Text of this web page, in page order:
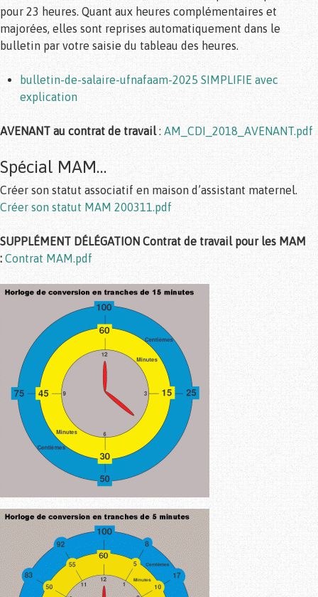
pour 23 heures. Quant aux heures complémentaires et
majorées, elles sont reprises automatiquement dans le
bulletin par votre saisie du tableau des heures.
bulletin-de-salaire-ufnafaam-2025 SIMPLIFIE avec
explication
AVENANT au contrat de travail: AM_CDI_2018_AVENANT.pdf
Spécial MAM…
Créer son statut associatif en maison d’assistant maternel.
Créer son statut MAM 200311.pdf
SUPPLÉMENT DÉLÉGATION Contrat de travail pour les MAM
: Contrat MAM.pdf